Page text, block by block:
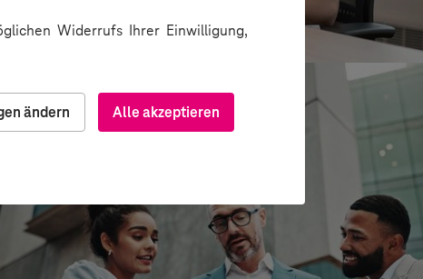
Widerrufs Ihrer Einwilligung,
Alle akzeptieren
ändern